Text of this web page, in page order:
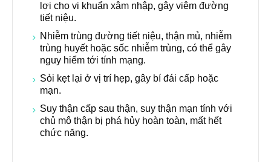
lợi cho vi khuẩn xâm nhập, gây viêm đường
tiết niệu.
Nhiễm trùng đường tiết niệu, thận mủ, nhiễm
trùng huyết hoặc sốc nhiễm trùng, có thể gây
nguy hiểm tới tính mạng.
Sỏi kẹt lại ở vị trí hẹp, gây bí đái cấp hoặc
mạn.
Suy thận cấp sau thận, suy thận mạn tính với
chủ mô thận bị phá hủy hoàn toàn, mất hết
chức năng.